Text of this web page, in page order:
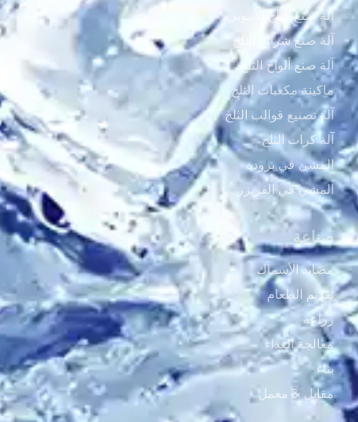
آلة صنع الثلج الأنبوبي
آلة صنع شرائح الثلج
آلة صنع ألواح الثلج
ماكينة مكعبات الثلج
آلة تصنيع قوالب الثلج
آلة كرات الثلج
المشي في برودة
المشي في الفريزر
صناعة
مصايد الأسماك
تقديم الطعام
زراعة
معالجة الغذاء
بناء
مقابل & معمل